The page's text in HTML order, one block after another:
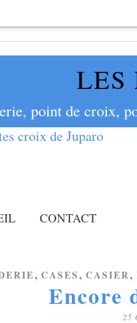
LES
point de croix,
CONTACT
, CASES , CASIER,
Encore
25